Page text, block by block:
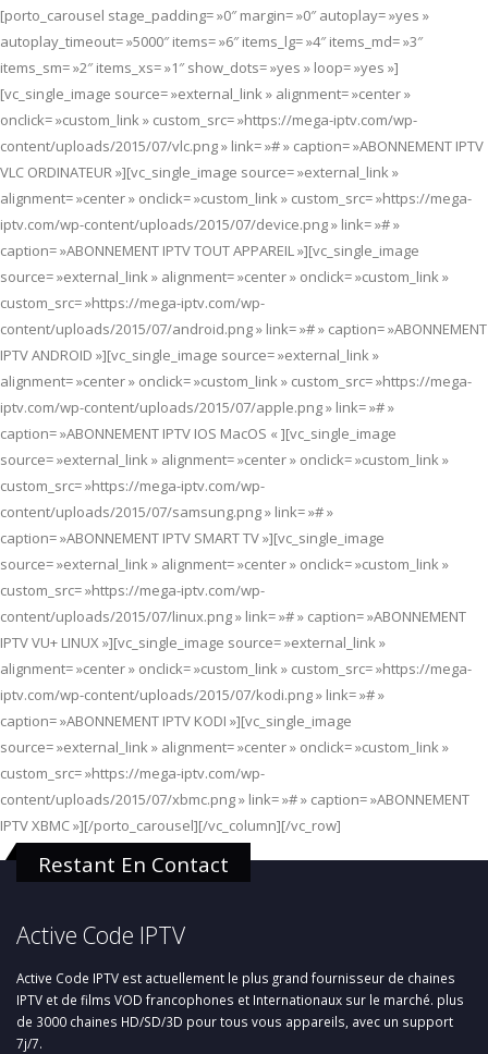
[porto_carousel stage_padding= »0″ margin= »0″ autoplay= »yes »
autoplay_timeout= »5000″ items= »6″ items_lg= »4″ items_md= »3″
items_sm= »2″ items_xs= »1″ show_dots= »yes » loop= »yes »]
[vc_single_image source= »external_link » alignment= »center »
onclick= »custom_link » custom_src= »https://mega-iptv.com/wp-
content/uploads/2015/07/vlc.png » link= »# » caption= »ABONNEMENT IPTV
VLC ORDINATEUR »][vc_single_image source= »external_link »
alignment= »center » onclick= »custom_link » custom_src= »https://mega-
iptv.com/wp-content/uploads/2015/07/device.png » link= »# »
caption= »ABONNEMENT IPTV TOUT APPAREIL »][vc_single_image
source= »external_link » alignment= »center » onclick= »custom_link »
custom_src= »https://mega-iptv.com/wp-
content/uploads/2015/07/android.png » link= »# » caption= »ABONNEMENT
IPTV ANDROID »][vc_single_image source= »external_link »
alignment= »center » onclick= »custom_link » custom_src= »https://mega-
iptv.com/wp-content/uploads/2015/07/apple.png » link= »# »
caption= »ABONNEMENT IPTV IOS MacOS « ][vc_single_image
source= »external_link » alignment= »center » onclick= »custom_link »
custom_src= »https://mega-iptv.com/wp-
content/uploads/2015/07/samsung.png » link= »# »
caption= »ABONNEMENT IPTV SMART TV »][vc_single_image
source= »external_link » alignment= »center » onclick= »custom_link »
custom_src= »https://mega-iptv.com/wp-
content/uploads/2015/07/linux.png » link= »# » caption= »ABONNEMENT
IPTV VU+ LINUX »][vc_single_image source= »external_link »
alignment= »center » onclick= »custom_link » custom_src= »https://mega-
iptv.com/wp-content/uploads/2015/07/kodi.png » link= »# »
caption= »ABONNEMENT IPTV KODI »][vc_single_image
source= »external_link » alignment= »center » onclick= »custom_link »
custom_src= »https://mega-iptv.com/wp-
content/uploads/2015/07/xbmc.png » link= »# » caption= »ABONNEMENT
IPTV XBMC »][/porto_carousel][/vc_column][/vc_row]
Restant En Contact
Active Code IPTV
Active Code IPTV est actuellement le plus grand fournisseur de chaines
IPTV et de films VOD francophones et Internationaux sur le marché. plus
de 3000 chaines HD/SD/3D pour tous vous appareils, avec un support
7j/7.